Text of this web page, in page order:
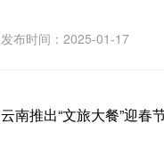
发布时间：2025-01-17
云南推出“文旅大餐”迎春